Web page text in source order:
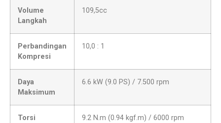
Volume
Langkah
109,5cc
Perbandingan
Kompresi
10,0 : 1
Daya
Maksimum
6.6 kW (9.0 PS) / 7.500 rpm
Torsi
9.2 N.m (0.94 kgf.m) / 6000 rpm